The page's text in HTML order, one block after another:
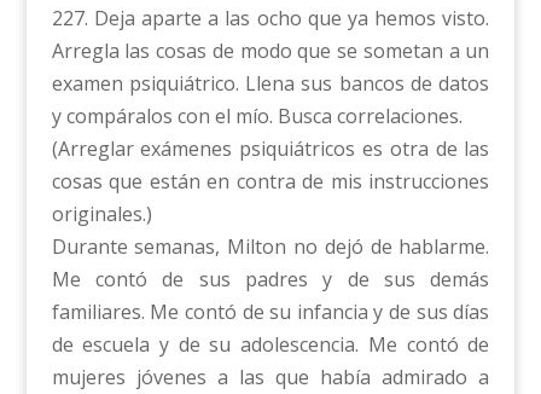
227. Deja aparte a las ocho que ya hemos visto.
Arregla las cosas de modo que se sometan a un
examen psiquiátrico. Llena sus bancos de datos
y compáralos con el mío. Busca correlaciones.
(Arreglar exámenes psiquiátricos es otra de las
cosas que están en contra de mis instrucciones
originales.)
Durante semanas, Milton no dejó de hablarme.
Me contó de sus padres y de sus demás
familiares. Me contó de su infancia y de sus días
de escuela y de su adolescencia. Me contó de
mujeres jóvenes a las que había admirado a